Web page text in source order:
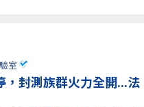
室
，封測族群火力全開...法